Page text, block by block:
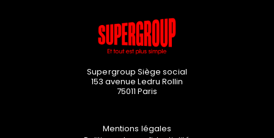
Supergroup Siège social
153 avenue Ledru Rollin
75011 Paris
Mentions légales